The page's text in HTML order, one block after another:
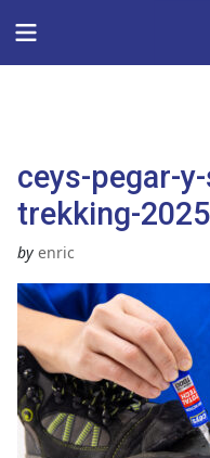
Menu
ceys-pegar-
trekking-2025
by enric